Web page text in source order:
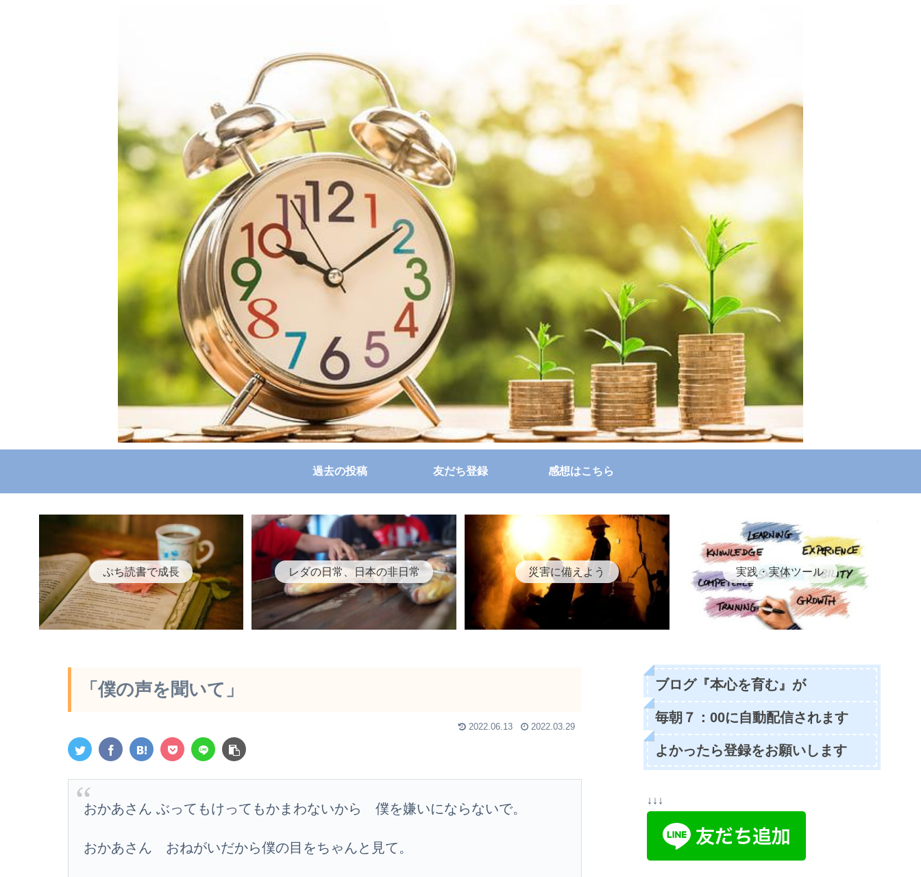
過去の投稿 友だち登録 感想はこちら
ぷち読書で成長 レダの日常、日本の非日常 災害に備えよう 実践・実体ツール
「僕の声を聞いて」
2022.06.13 2022.03.29
おかあさん ぶってもけってもかまわないから 僕を嫌いにならないで。
おかあさん おねがいだから僕の目をちゃんと見て。
ブログ『本心を育む』が
毎朝７：00に自動配信されます
よかったら登録をお願いします
↓↓↓